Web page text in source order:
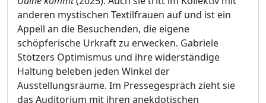
anderen mystischen Textilfrauen auf und ist ein
Appell an die Besuchenden, die eigene
schöpferische Urkraft zu erwecken. Gabriele
Stötzers Optimismus und ihre widerständige
Haltung beleben jeden Winkel der
Ausstellungsräume. Im Pressegespräch zieht sie
das Auditorium mit ihren anekdotischen